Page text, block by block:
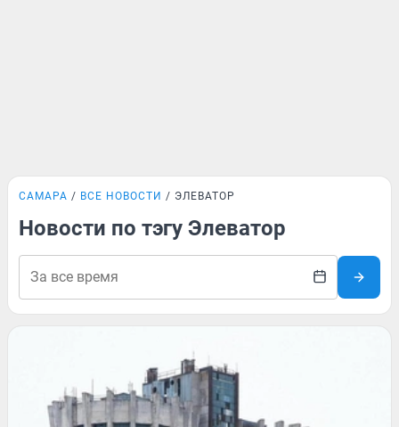
САМАРА ВСЕ НОВОСТИ ЭЛЕВАТОР
Новости по тэгу Элеватор